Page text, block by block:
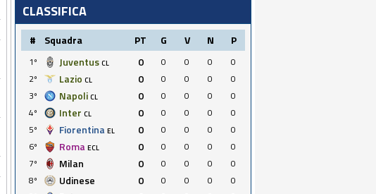
CLASSIFICA
# Squadra PT G V N P
1º Juventus CL 0 0 0 0
0
2º
Lazio CL 0 0 0 0
0
3º
Napoli CL 0 0 0 0
0
4º
Inter CL 0 0 0 0
0
5º
Fiorentina EL 0 0 0 0
0
6º
Roma ECL 0 0 0 0
0
7º
Milan 0 0 0 0
0
8º
Udinese 0 0 0 0
0